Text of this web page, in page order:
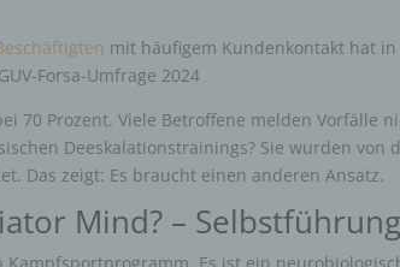
mit häufigem Kundenkontakt hat
Forsa-Umfrage 2024
70 Prozent. Viele Betroffene melden Vorfälle
Deeskalationstrainings? Sie wurden von
Das zeigt: Es braucht einen anderen Ansatz.
Mind? –